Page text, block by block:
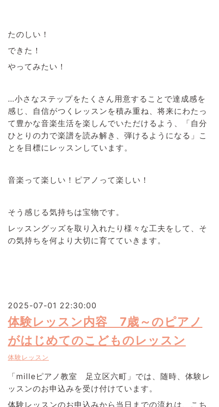
たのしい！
できた！
やってみたい！
…小さなステップをたくさん用意することで達成感を
感じ、自信がつくレッスンを積み重ね、将来にわたっ
て豊かな音楽生活を楽しんでいただけるよう、「自分
ひとりの力で楽譜を読み解き、弾けるようになる」こ
とを目標にレッスンしています。
音楽って楽しい！ピアノって楽しい！
そう感じる気持ちは宝物です。
レッスングッズを取り入れたり様々な工夫をして、そ
の気持ちを何より大切に育てていきます。
2025-07-01 22:30:00
体験レッスン内容 7歳～のピアノ
がはじめてのこどものレッスン
体験レッスン
「milleピアノ教室 足立区六町」では、随時、体験レ
ッスンのお申込みを受け付けています。
体験レッスンのお申込みから当日までの流れは、こち